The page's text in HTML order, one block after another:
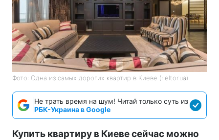
Фото: Одна из самых дорогих квартир в Киеве (rieltor.ua)
Не трать время на шум! Читай только суть из
РБК-Украина в Google
Купить квартиру в Киеве сейчас можно